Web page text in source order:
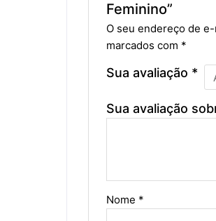
Feminino”
O seu endereço de
marcados com *
Sua avaliação *
Sua avaliação
Nome *